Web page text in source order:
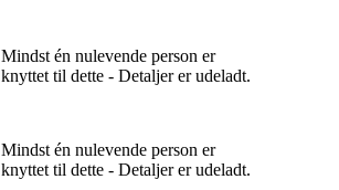
Mindst én nulevende person er
knyttet til dette - Detaljer er udeladt.
Mindst én nulevende person er
knyttet til dette - Detaljer er udeladt.